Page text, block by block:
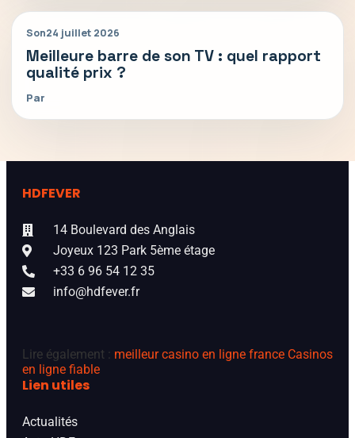
Son24 juillet 2026
Meilleure barre de son TV : quel rapport
qualité prix ?
Par
HDFEVER
14 Boulevard des Anglais
Joyeux 123 Park 5ème étage
+33 6 96 54 12 35
info@hdfever.fr
Lire également : meilleur casino en ligne france Casinos
en ligne fiable
Lien utiles
Actualités